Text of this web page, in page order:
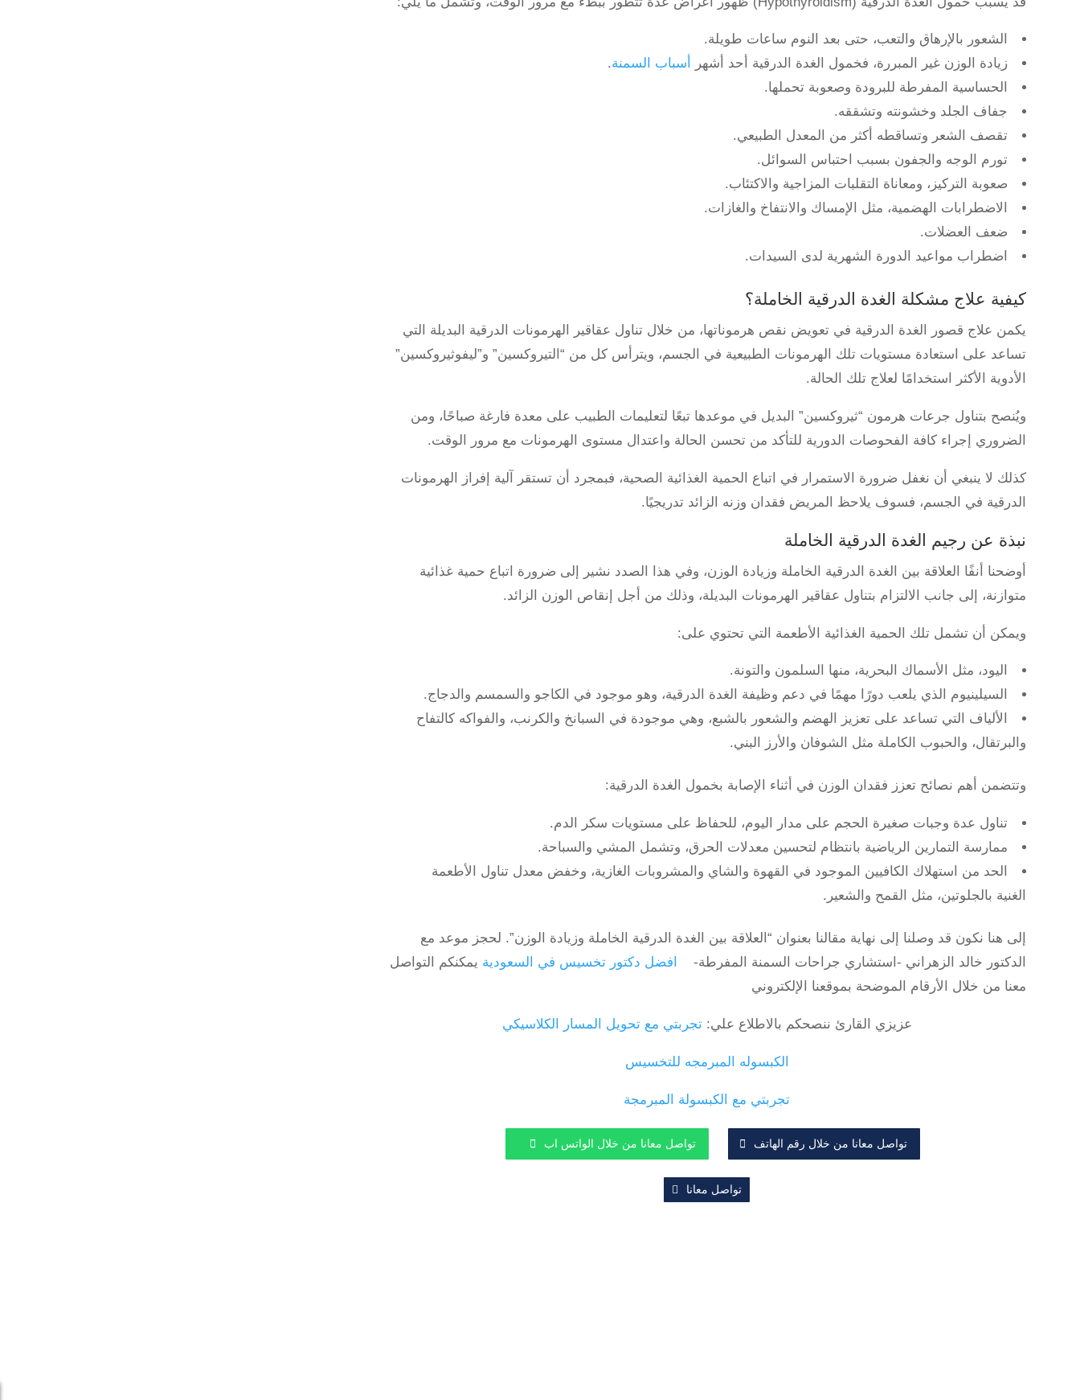
الشعور بالإرهاق والتعب، حتى بعد النوم ساعات طويلة.
زيادة الوزن غير المبررة، فخمول الغدة الدرقية أحد أشهر
أسباب السمنة.
الحساسية المفرطة للبرودة وصعوبة تحملها.
جفاف الجلد وخشونته وتشققه.
تقصف الشعر وتساقطه أكثر من المعدل الطبيعي.
تورم الوجه والجفون بسبب احتباس السوائل.
صعوبة التركيز، ومعاناة التقلبات المزاجية والاكتئاب.
الاضطرابات الهضمية، مثل الإمساك والانتفاخ والغازات.
ضعف العضلات.
اضطراب مواعيد الدورة الشهرية لدى السيدات.
كيفية علاج مشكلة الغدة الدرقية الخاملة؟
يكمن علاج قصور الغدة الدرقية في تعويض نقص هرموناتها، من خلال تناول عقاقير الهرمونات الدرقية البديلة التي
تساعد على استعادة مستويات تلك الهرمونات الطبيعية في الجسم، ويترأس كل من “التيروكسين” و”ليفوثيروكسين”
الأدوية الأكثر استخدامًا لعلاج تلك الحالة.
ويُنصح بتناول جرعات هرمون “ثيروكسين” البديل في موعدها تبعًا لتعليمات الطبيب على معدة فارغة صباحًا، ومن
الضروري إجراء كافة الفحوصات الدورية للتأكد من تحسن الحالة واعتدال مستوى الهرمونات مع مرور الوقت.
كذلك لا ينبغي أن نغفل ضرورة الاستمرار في اتباع الحمية الغذائية الصحية، فبمجرد أن تستقر آلية إفراز الهرمونات
الدرقية في الجسم، فسوف يلاحظ المريض فقدان وزنه الزائد تدريجيًا.
نبذة عن رجيم الغدة الدرقية الخاملة
أوضحنا أنفًا العلاقة بين الغدة الدرقية الخاملة وزيادة الوزن، وفي هذا الصدد نشير إلى ضرورة اتباع حمية غذائية
متوازنة، إلى جانب الالتزام بتناول عقاقير الهرمونات البديلة، وذلك من أجل إنقاص الوزن الزائد.
ويمكن أن تشمل تلك الحمية الغذائية الأطعمة التي تحتوي على:
اليود، مثل الأسماك البحرية، منها السلمون والتونة.
السيلينيوم الذي يلعب دورًا مهمًا في دعم وظيفة الغدة الدرقية، وهو موجود في الكاجو والسمسم والدجاج.
الألياف التي تساعد على تعزيز الهضم والشعور بالشبع، وهي موجودة في السبانخ والكرنب، والفواكه كالتفاح
والبرتقال، والحبوب الكاملة مثل الشوفان والأرز البني.
وتتضمن أهم نصائح تعزز فقدان الوزن في أثناء الإصابة بخمول الغدة الدرقية:
تناول عدة وجبات صغيرة الحجم على مدار اليوم، للحفاظ على مستويات سكر الدم.
ممارسة التمارين الرياضية بانتظام لتحسين معدلات الحرق، وتشمل المشي والسباحة.
الحد من استهلاك الكافيين الموجود في القهوة والشاي والمشروبات الغازية، وخفض معدل تناول الأطعمة
الغنية بالجلوتين، مثل القمح والشعير.
إلى هنا نكون قد وصلنا إلى نهاية مقالنا بعنوان “العلاقة بين الغدة الدرقية الخاملة وزيادة الوزن”. لحجز موعد مع
الدكتور خالد الزهراني -استشاري جراحات السمنة المفرطة-
افضل دكتور تخسيس في السعودية يمكنكم التواصل
معنا من خلال الأرقام الموضحة بموقعنا الإلكتروني
عزيزي القارئ ننصحكم بالاطلاع علي:تجربتي مع تحويل المسار الكلاسيكي
الكبسوله المبرمجه للتخسيس
تجربتي مع الكبسولة المبرمجة
تواصل معانا من خلال الواتس اب تواصل معانا من خلال رقم الهاتف
تواصل معانا